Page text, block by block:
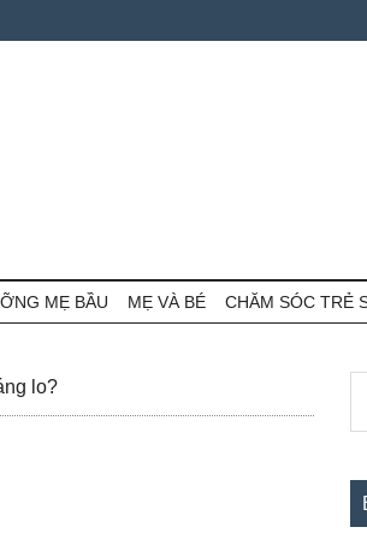
MẸ BẦU MẸ VÀ BÉ CHĂM SÓC TRẺ
lo?
...